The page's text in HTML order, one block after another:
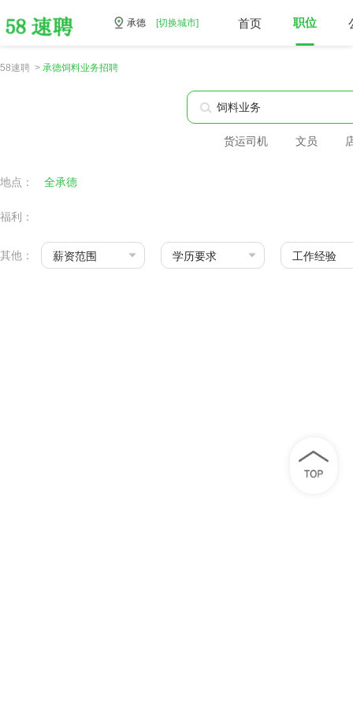
承德 [切换城市] 首页 职位
58速聘 > 承德饲料业务招聘
货运司机 文员
地点： 全承德
福利：
其他： 薪资范围 学历要求 工作经验